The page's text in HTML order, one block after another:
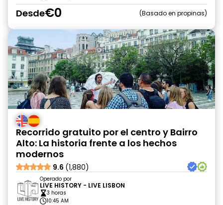
Desde€0 Basado en propinas
Recorrido gratuito por el centro y Bairro
Alto: La historia frente a los hechos
modernos
9.6 (1,880)
Operado por
LIVE HISTORY - LIVE LISBON
3 horas
10:45 AM